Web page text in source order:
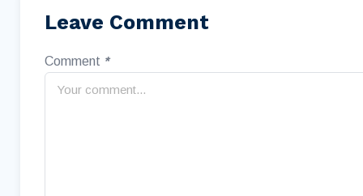
Leave Comment
Comment *